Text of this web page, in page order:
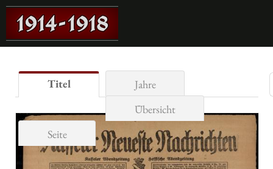
Titel
Jahre
Übersicht
Seite